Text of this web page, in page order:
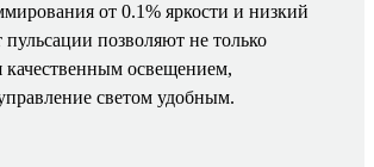
от 0.1% яркости и низкий
позволяют не только
качественным освещением,
светом удобным.